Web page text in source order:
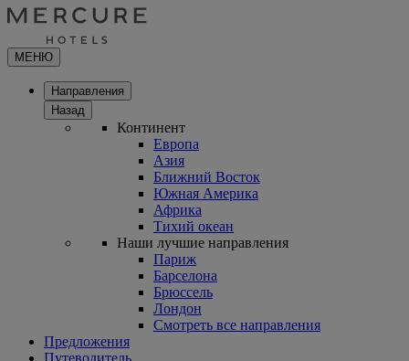
МЕНЮ
Направления
Назад
Континент
Европа
Азия
Ближний Восток
Южная Америка
Африка
Тихий океан
Наши лучшие направления
Париж
Барселона
Брюссель
Лондон
Смотреть все направления
Предложения
Путеводитель